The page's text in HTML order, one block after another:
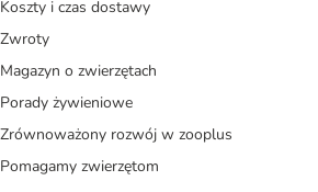
Koszty i czas dostawy
Zwroty
Magazyn o zwierzętach
Porady żywieniowe
Zrównoważony rozwój w zooplus
Pomagamy zwierzętom